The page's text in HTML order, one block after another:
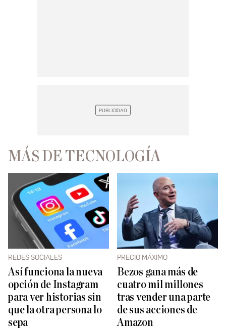
MÁS DE TECNOLOGÍA
REDES SOCIALES
Así funciona la nueva
opción de Instagram
para ver historias sin
que la otra persona lo
sepa
PRECIO MÁXIMO
Bezos gana más de
cuatro mil millones
tras vender una parte
de sus acciones de
Amazon